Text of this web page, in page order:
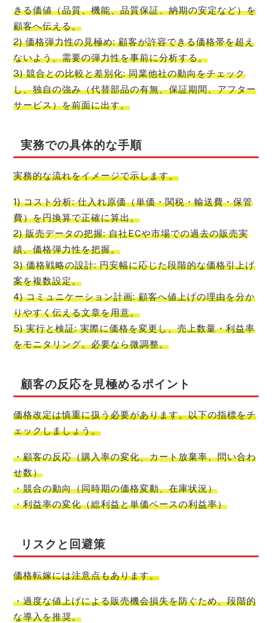
きる価値（品質、機能、品質保証、納期の安定など）を
顧客へ伝える。
2) 価格弾力性の見極め: 顧客が許容できる価格帯を超え
ないよう、需要の弾力性を事前に分析する。
3) 競合との比較と差別化: 同業他社の動向をチェック
し、独自の強み（代替部品の有無、保証期間、アフター
サービス）を前面に出す。
実務での具体的な手順
実務的な流れをイメージで示します。
1) コスト分析: 仕入れ原価（単価・関税・輸送費・保管
費）を円換算で正確に算出。
2) 販売データの把握: 自社ECや市場での過去の販売実
績、価格弾力性を把握。
3) 価格戦略の設計: 円安幅に応じた段階的な価格引上げ
案を複数設定。
4) コミュニケーション計画: 顧客へ値上げの理由を分か
りやすく伝える文章を用意。
5) 実行と検証: 実際に価格を変更し、売上数量・利益率
をモニタリング。必要なら微調整。
顧客の反応を見極めるポイント
価格改定は慎重に扱う必要があります。以下の指標をチ
ェックしましょう。
・顧客の反応（購入率の変化、カート放棄率、問い合わ
せ数）
・競合の動向（同時期の価格変動、在庫状況）
・利益率の変化（総利益と単価ベースの利益率）
リスクと回避策
価格転嫁には注意点もあります。
・過度な値上げによる販売機会損失を防ぐため、段階的
な導入を推奨。